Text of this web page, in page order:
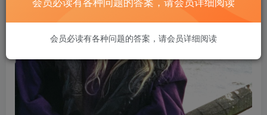
会员必读有各种问题的答案，请会员详细阅读